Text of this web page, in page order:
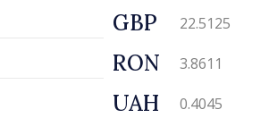
GBP 22.5125
RON 3.8611
UAH 0.4045